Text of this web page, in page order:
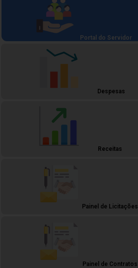
Portal do Servidor
Despesas
Receitas
Painel de Licitações
Painel de Contratos